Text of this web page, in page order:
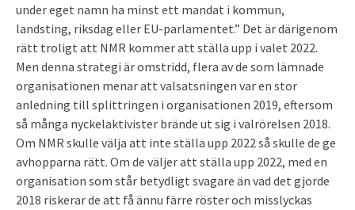
under eget namn ha minst ett mandat i kommun,
landsting, riksdag eller EU-parlamentet.” Det är därigenom
rätt troligt att NMR kommer att ställa upp i valet 2022.
Men denna strategi är omstridd, flera av de som lämnade
organisationen menar att valsatsningen var en stor
anledning till splittringen i organisationen 2019, eftersom
så många nyckelaktivister brände ut sig i valrörelsen 2018.
Om NMR skulle välja att inte ställa upp 2022 så skulle de ge
avhopparna rätt. Om de väljer att ställa upp 2022, med en
organisation som står betydligt svagare än vad det gjorde
2018 riskerar de att få ännu färre röster och misslyckas